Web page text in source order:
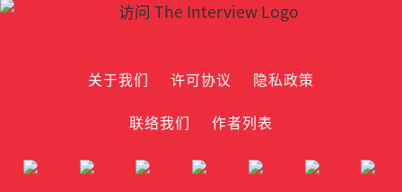
关于我们 许可协议
隐私政策
联络我们
作者列表